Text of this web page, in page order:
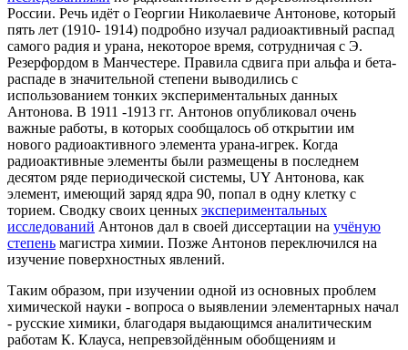
Георгий Николаевич Антонов
Хотелось бы воскресить в памяти химиков ещё одно имя
русского учёного, который внёс очень ценный вклад в
изучение изотопов в связи со своими
исследованиямипо радиоактивности в дореволюционной
России. Речь идёт о Георгии Николаевиче Антонове, который
пять лет (1910- 1914) подробно изучал радиоактивный распад
самого радия и урана, некоторое время, сотрудничая с Э.